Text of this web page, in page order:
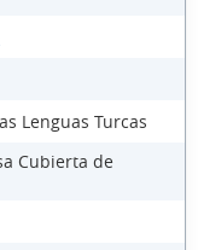
Lenguas Turcas
Cubierta de